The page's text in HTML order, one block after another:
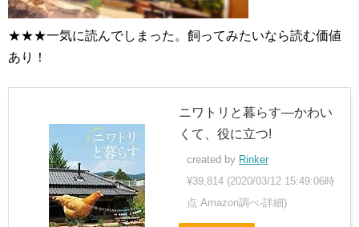
★★★一気に読んでしまった。飼ってみたいなら読む価値
あり！
ニワトリと暮らす―かわい
くて、役に立つ!
created by Rinker
¥39,814 (2020/03/12 15:49:06時
点 Amazon調べ-詳細)